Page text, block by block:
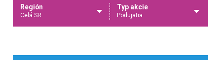
Región
Celá SR
Typ akcie
Podujatia